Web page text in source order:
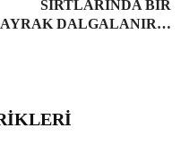
SIRTLARINDA BIR
DALGALANIR…